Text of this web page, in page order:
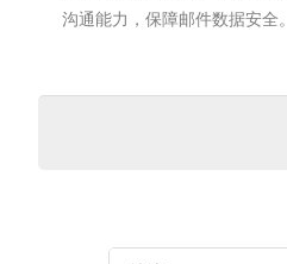
沟通能力，保障邮件数据安全。